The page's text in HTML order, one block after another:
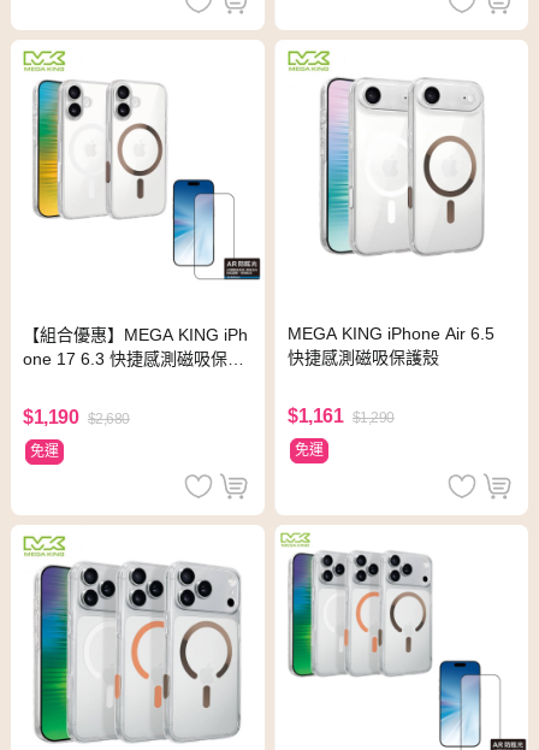
【組合優惠】MEGA KING iPh
one 17 6.3 快捷感測磁吸保護
$1,190 $2,680
免運
MEGA KING iPhone Air 6.5
快捷感測磁吸保護殼
$1,161 $1,290
免運